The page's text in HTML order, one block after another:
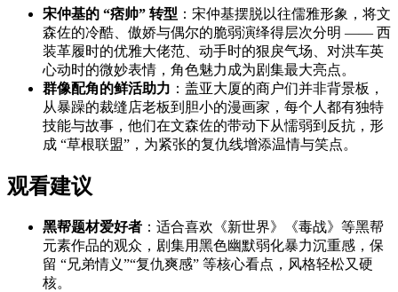
宋仲基的 “痞帅” 转型 ：宋仲基摆脱以往儒雅形象，将文
森佐的冷酷、傲娇与偶尔的脆弱演绎得层次分明 —— 西
装革履时的优雅大佬范、动手时的狠戾气场、对洪车英
心动时的微妙表情，角色魅力成为剧集最大亮点。
群像配角的鲜活助力 ：盖亚大厦的商户们并非背景板，
从暴躁的裁缝店老板到胆小的漫画家，每个人都有独特
技能与故事，他们在文森佐的带动下从懦弱到反抗，形
成 “草根联盟”，为紧张的复仇线增添温情与笑点。
观看建议
黑帮题材爱好者 ：适合喜欢《新世界》《毒战》等黑帮
元素作品的观众，剧集用黑色幽默弱化暴力沉重感，保
留 “兄弟情义”“复仇爽感” 等核心看点，风格轻松又硬
核。